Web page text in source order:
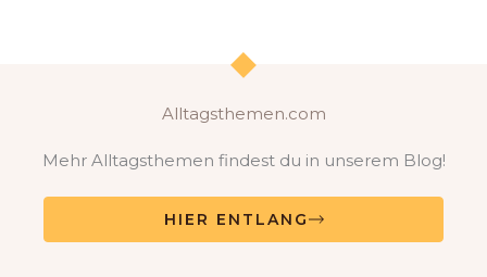
Alltagsthemen.com
Mehr Alltagsthemen findest du in unserem Blog!
HIER ENTLANG